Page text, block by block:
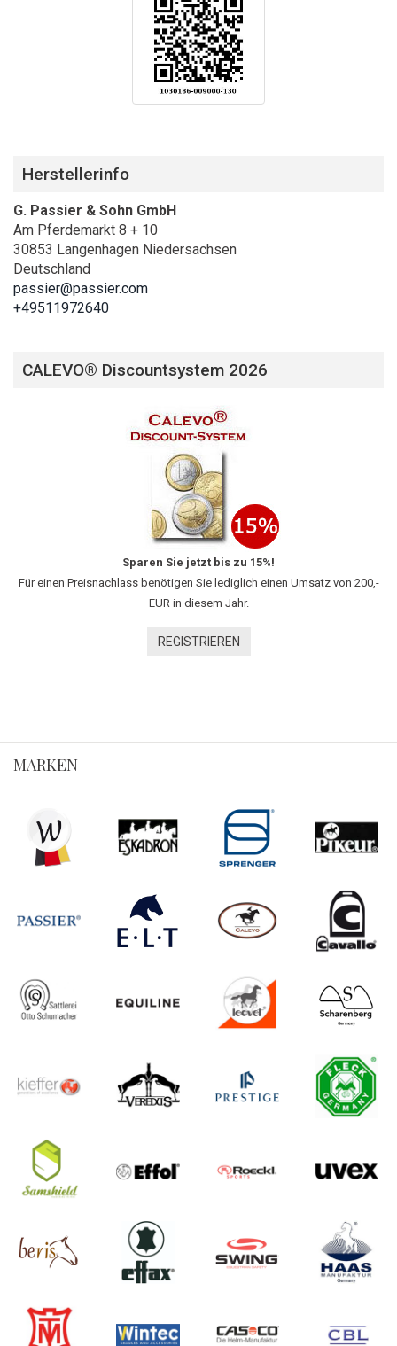
Herstellerinfo
G. Passier & Sohn GmbH
Am Pferdemarkt 8 + 10
30853 Langenhagen Niedersachsen
Deutschland
passier@passier.com
+49511972640
CALEVO® Discountsystem 2026
Sparen Sie jetzt bis zu 15%!
Für einen Preisnachlass benötigen Sie lediglich einen Umsatz von 200,-
EUR in diesem Jahr.
REGISTRIEREN
MARKEN